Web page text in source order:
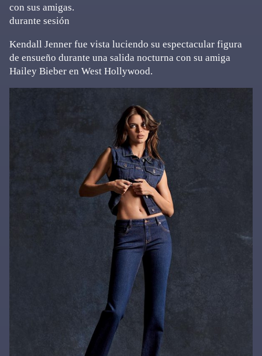
con sus amigas.
durante sesión
Kendall Jenner fue vista luciendo su espectacular figura
de ensueño durante una salida nocturna con su amiga
Hailey Bieber en West Hollywood.